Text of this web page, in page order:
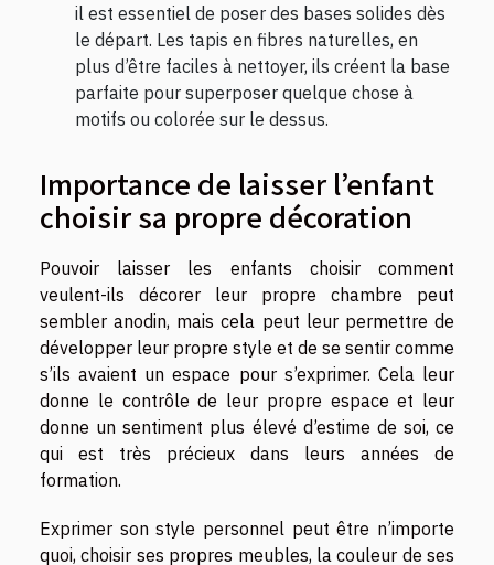
il est essentiel de poser des bases solides dès
le départ. Les tapis en fibres naturelles, en
plus d’être faciles à nettoyer, ils créent la base
parfaite pour superposer quelque chose à
motifs ou colorée sur le dessus.
Importance de laisser l’enfant
choisir sa propre décoration
Pouvoir laisser les enfants choisir comment
veulent-ils décorer leur propre chambre peut
sembler anodin, mais cela peut leur permettre de
développer leur propre style et de se sentir comme
s’ils avaient un espace pour s’exprimer. Cela leur
donne le contrôle de leur propre espace et leur
donne un sentiment plus élevé d’estime de soi, ce
qui est très précieux dans leurs années de
formation.
Exprimer son style personnel peut être n’importe
quoi, choisir ses propres meubles, la couleur de ses